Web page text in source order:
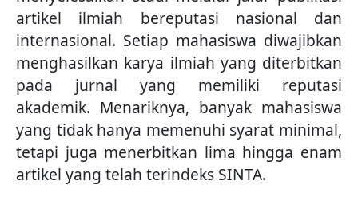
artikel ilmiah bereputasi nasional dan
internasional. Setiap mahasiswa diwajibkan
menghasilkan karya ilmiah yang diterbitkan
pada jurnal yang memiliki reputasi
akademik. Menariknya, banyak mahasiswa
yang tidak hanya memenuhi syarat minimal,
tetapi juga menerbitkan lima hingga enam
artikel yang telah terindeks SINTA.